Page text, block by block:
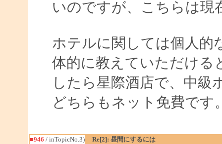
いのですが、こちらは現
ホテルに関しては個人的
体的に教えていただける
したら星際酒店で、中級
どちらもネット免費です
■946 / inTopicNo.3) Re[2]: 昼間にするには